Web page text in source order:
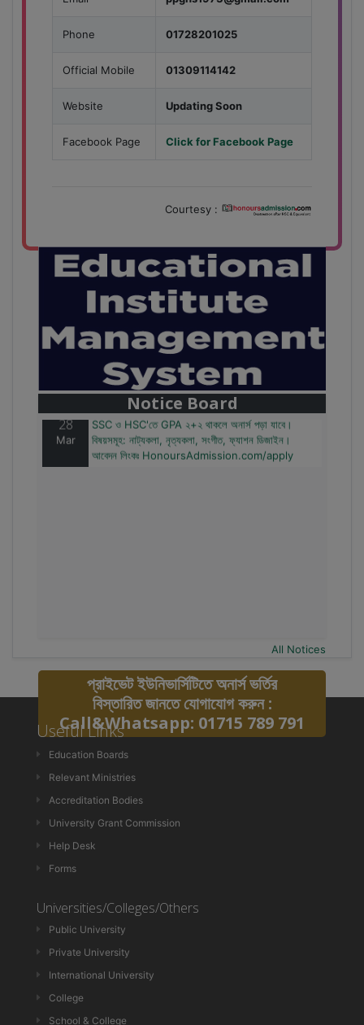
Phone 01728201025
Official Mobile 01309114142
Website Updating Soon
Facebook Page Click for Facebook Page
Courtesy :
Notice Board
বাজেটের মধ্যে প্রাইভেট ইউনিভার্সিটিতে অনার্স পড়ার সুযোগ।
২০টির অধিক বিষয়, ৪ বছরে মোট খরচ ২ লক্ষ থেকে ৫ লক্ষ টাকা।
আবেদন লিংকঃ HonoursAdmission.com/apply
28
Mar
SSC ও HSC'তে GPA ২+২ থাকলে অনার্স পড়া যাবে।
বিষয়সমূহ: নাট্যকলা, নৃত্যকলা, সংগীত, ফ্যাশন ডিজাইন।
আবেদন লিংকঃ HonoursAdmission.com/apply
All Notices
প্রাইভেট ইউনিভার্সিটিতে অনার্স ভর্তির
বিস্তারিত জানতে যোগাযোগ করুন :
Call&Whatsapp: 01715 789 791
Useful Links
Education Boards
Relevant Ministries
Accreditation Bodies
University Grant Commission
Help Desk
Forms
Universities/Colleges/Others
Public University
Private University
International University
College
School & College